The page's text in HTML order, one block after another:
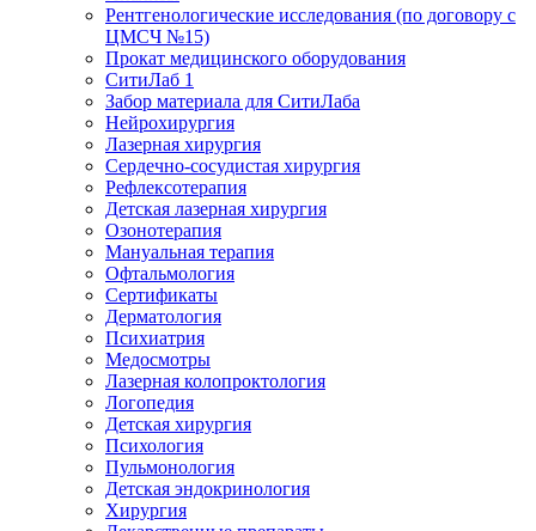
Рентгенологические исследования (по договору с
ЦМСЧ №15)
Прокат медицинского оборудования
СитиЛаб 1
Забор материала для СитиЛаба
Нейрохирургия
Лазерная хирургия
Сердечно-сосудистая хирургия
Рефлексотерапия
Детская лазерная хирургия
Озонотерапия
Мануальная терапия
Офтальмология
Сертификаты
Дерматология
Психиатрия
Медосмотры
Лазерная колопроктология
Логопедия
Детская хирургия
Психология
Пульмонология
Детская эндокринология
Хирургия